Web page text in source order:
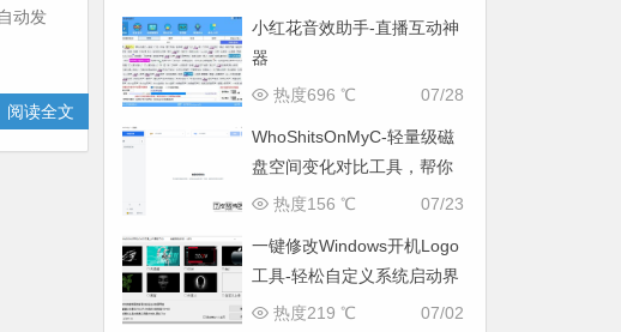
动发
阅读全文
小红花音效助手-直播互动神
器
07/28
热度696 ℃
WhoShitsOnMyC-轻量级磁
盘空间变化对比工具，帮你
找出“吃掉”空间的罪魁祸首
07/23
热度156 ℃
一键修改Windows开机Logo
工具-轻松自定义系统启动界
面
07/02
热度219 ℃